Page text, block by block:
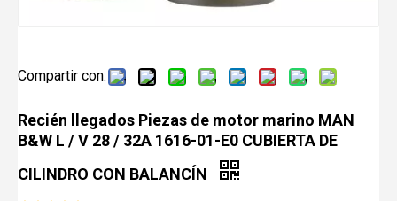
Compartir con:
Recién llegados Piezas de motor marino MAN
B&W L / V 28 / 32A 1616-01-E0 CUBIERTA DE
CILINDRO CON BALANCÍN